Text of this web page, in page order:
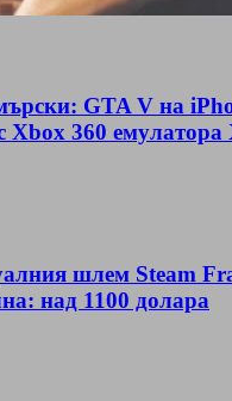
GTA V на
Xbox 360 емулатора
шлем Steam
над 1100 долара